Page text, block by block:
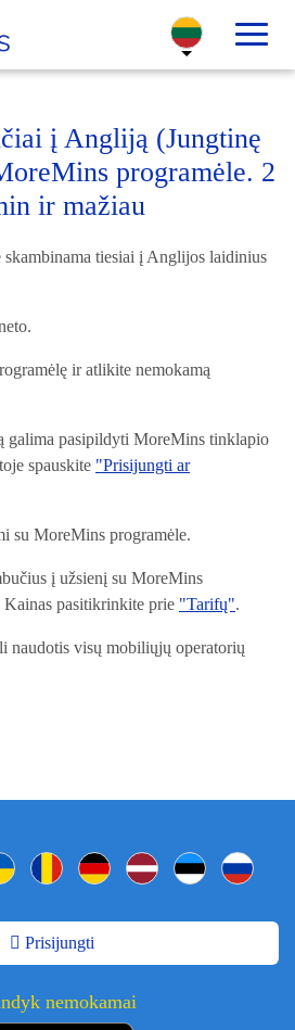
į Angliją (Jungtinę
programėle. 2
ir mažiau
tiesiai į Anglijos laidinius
ir atlikite nemokamą
galima pasipildyti MoreMins tinklapio
spauskite "Prisijungti ar
su MoreMins programėle.
į užsienį su MoreMins
Kainas pasitikrinkite prie "Tarifų".
naudotis visų mobiliųjų operatorių
Prisijungti
nemokamai